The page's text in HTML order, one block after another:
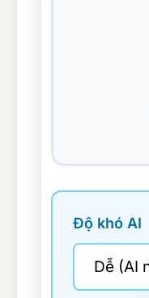
Độ khó AI